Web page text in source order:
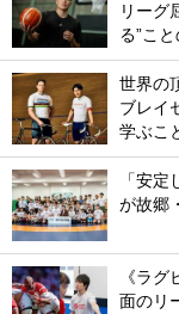
リーグ
る”こ
世界の
ブレイ
学ぶこ
「安
が故郷
《ラ
面のリ